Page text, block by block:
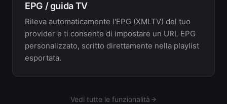
EPG / guida TV
Rileva automaticamente l'EPG (XMLTV) del tuo
provider e ti consente di impostare un URL EPG
personalizzato, scritto direttamente nella playlist
esportata.
Vedi tutte le funzionalità